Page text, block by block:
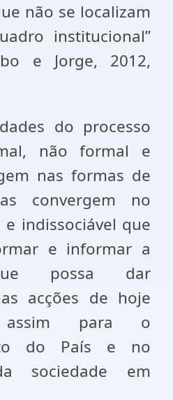
não se localizam
institucional”
e Jorge, 2012,
do processo
não formal e
nas formas de
convergem no
indissociável que
e informar a
possa dar
acções de hoje
assim para o
do País e no
sociedade em